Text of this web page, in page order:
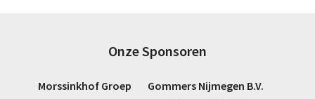
Onze Sponsoren
Morssinkhof Groep
Gommers Nijmegen B.V.